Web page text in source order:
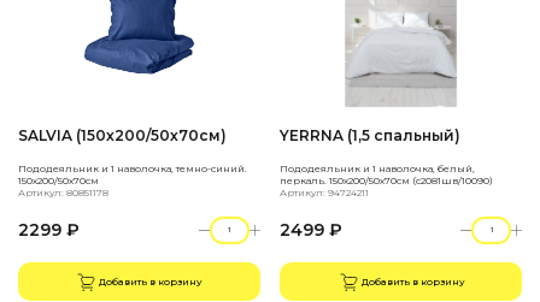
SALVIA (150х200/50х70см)
Пододеяльник и 1 наволочка, темно-синий.
150х200/50х70см
Артикул: 80851178
2299 ₽
Добавить в корзину
YERRNA (1,5 спальный)
Пододеяльник и 1 наволочка, белый,
перкаль. 150х200/50х70см (с2081шв/10090)
Артикул: 94724211
2499 ₽
Добавить в корзину